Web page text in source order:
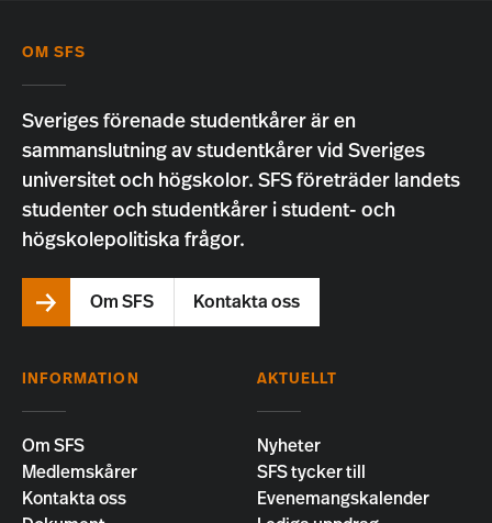
OM SFS
Sveriges förenade studentkårer är en
sammanslutning av studentkårer vid Sveriges
universitet och högskolor. SFS företräder landets
studenter och studentkårer i student- och
högskolepolitiska frågor.
Om SFS Kontakta oss
INFORMATION
Om SFS
Medlemskårer
Kontakta oss
AKTUELLT
Nyheter
SFS tycker till
Evenemangskalender